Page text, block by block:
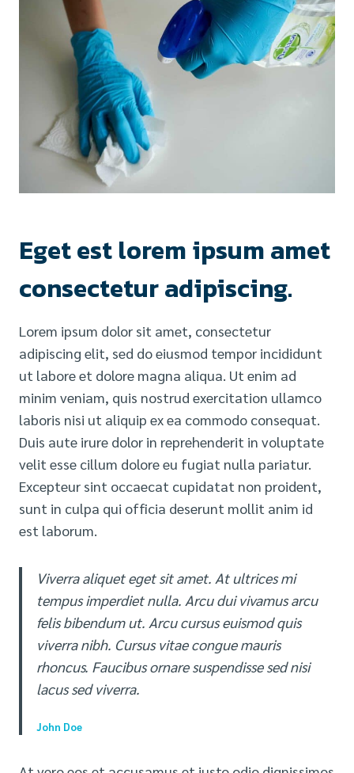
Eget est lorem ipsum amet
consectetur adipiscing.
Lorem ipsum dolor sit amet, consectetur
adipiscing elit, sed do eiusmod tempor incididunt
ut labore et dolore magna aliqua. Ut enim ad
minim veniam, quis nostrud exercitation ullamco
laboris nisi ut aliquip ex ea commodo consequat.
Duis aute irure dolor in reprehenderit in voluptate
velit esse cillum dolore eu fugiat nulla pariatur.
Excepteur sint occaecat cupidatat non proident,
sunt in culpa qui officia deserunt mollit anim id
est laborum.
Viverra aliquet eget sit amet. At ultrices mi
tempus imperdiet nulla. Arcu dui vivamus arcu
felis bibendum ut. Arcu cursus euismod quis
viverra nibh. Cursus vitae congue mauris
rhoncus. Faucibus ornare suspendisse sed nisi
lacus sed viverra.
John Doe